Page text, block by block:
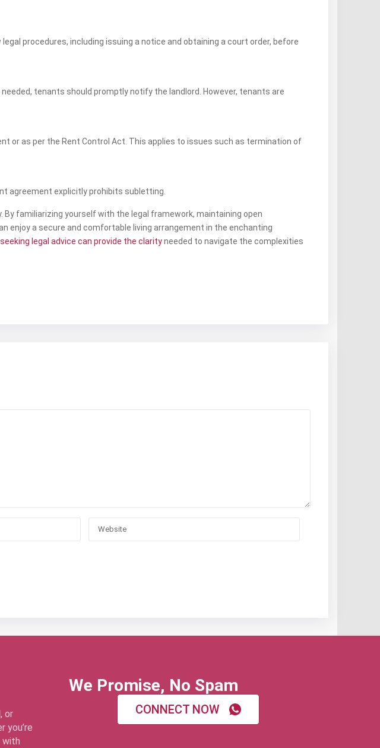
procedures, including issuing a notice and obtaining a court order, before
tenants should promptly notify the landlord. However, tenants are
or as per the Rent Control Act. This applies to issues such as termination of
agreement explicitly prohibits subletting.
familiarizing yourself with the legal framework, maintaining open
enjoy a secure and comfortable living arrangement in the enchanting
seeking legal advice can provide the clarityneeded to navigate the complexities
or
you’re
with
We Promise, No Spam
CONNECT NOW